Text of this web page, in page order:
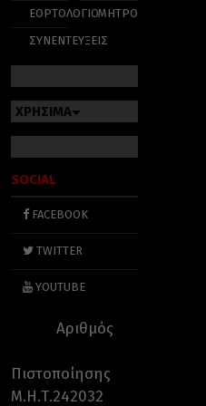
ΕΟΡΤΟΛΟΓΙΟ
ΣΥΝΕΝΤΕΥΞΕΙΣ
ΜΗΤΡΟΠΟΛΕΙΣ
ΧΡΗΣΙΜΑ
SOCIAL
FACEBOOK
TWITTER
YOUTUBE
Αριθμός
Πιστοποίησης
Μ.Η.Τ.242032